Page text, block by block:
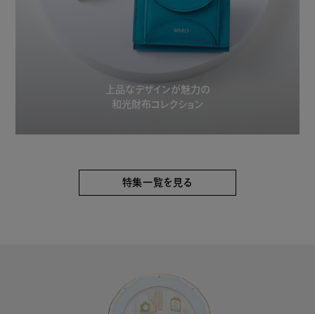
上品なデザインが魅力の
和光財布コレクション
特集一覧を見る